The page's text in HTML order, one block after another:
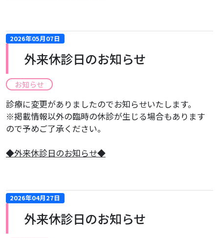
2026年05月07日
外来休診日のお知らせ
お知らせ
診療に変更がありましたのでお知らせいたします。
※掲載情報以外の臨時の休診が生じる場合もあります
ので予めご了承ください。
​◆外来休診日のお知らせ◆
2026年04月27日
外来休診日のお知らせ